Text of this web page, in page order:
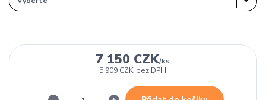
7 150 CZK/ks
5 909 CZK bez DPH